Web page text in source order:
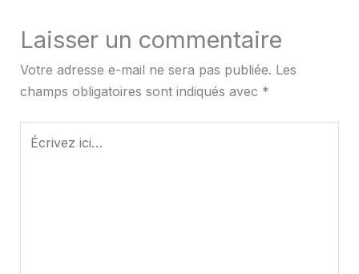
Laisser un commentaire
Votre adresse e-mail ne sera pas publiée. Les
champs obligatoires sont indiqués avec *
Écrivez
ici…